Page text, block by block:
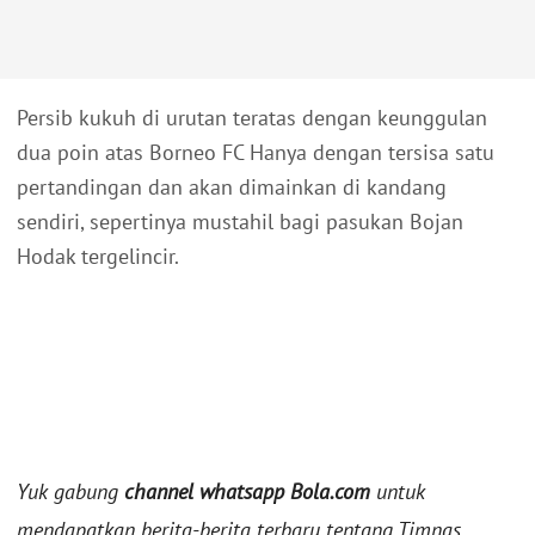
Persib kukuh di urutan teratas dengan keunggulan
dua poin atas Borneo FC Hanya dengan tersisa satu
pertandingan dan akan dimainkan di kandang
sendiri, sepertinya mustahil bagi pasukan Bojan
Hodak tergelincir.
Yuk gabung channel whatsapp Bola.com untuk